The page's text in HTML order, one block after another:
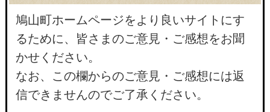
鳩山町ホームページをより良いサイトにす
るために、皆さまのご意見・ご感想をお聞
かせください。
なお、この欄からのご意見・ご感想には返
信できませんのでご了承ください。